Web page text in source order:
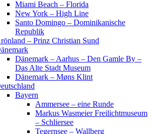
Miami Beach – Florida
New York – High Line
Santo Domingo – Dominikanische
Republik
– Prinz Christian Sund
Dänemark – Aarhus – Den Gamle By –
Das Alte Stadt Museum
Dänemark – Møns Klint
Bayern
Ammersee – eine Runde
Markus Wasmeier Freilichtmuseum
– Schliersee
Tegernsee – Wallberg